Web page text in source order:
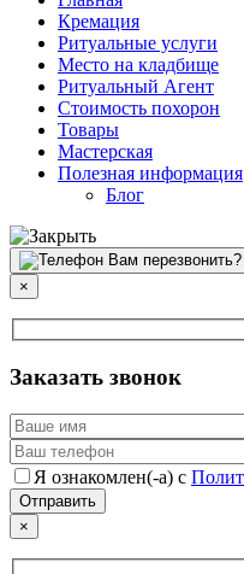
Кремация
Ритуальные услуги
Место на кладбище
Ритуальный Агент
Стоимость похорон
Товары
Мастерская
Полезная информация
Блог
Вам перезвонить?
×
Заказать звонок
Я ознакомлен(-а) с
×